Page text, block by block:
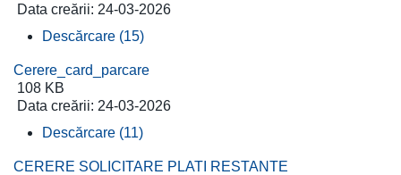
Data creării: 24-03-2026
Descărcare (15)
Cerere_card_parcare
108 KB
Data creării: 24-03-2026
Descărcare (11)
CERERE SOLICITARE PLATI RESTANTE